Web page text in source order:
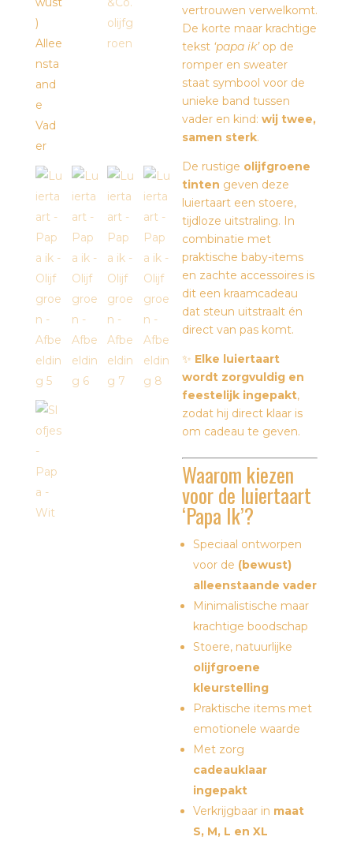
vertrouwen verwelkomt.
De korte maar krachtige
tekst ‘papa ik’op de
romper en sweater
staat symbool voor de
unieke band tussen
vader en kind:wij twee,
samen sterk.
De rustige olijfgroene
tinten geven deze
luiertaart een stoere,
tijdloze uitstraling. In
combinatie met
praktische baby-items
en zachte accessoires is
dit een kraamcadeau
dat steun uitstraalt én
direct van pas komt.
✨ Elke luiertaart
wordt zorgvuldig en
feestelijk ingepakt,
zodat hij direct klaar is
om cadeau te geven.
Waarom kiezen
voor de luiertaart
‘Papa Ik’?
Speciaal ontworpen
voor de (bewust)
alleenstaande vader
Minimalistische maar
krachtige boodschap
Stoere, natuurlijke
olijfgroene
kleurstelling
Praktische items met
emotionele waarde
Met zorg
cadeauklaar
ingepakt
Verkrijgbaar in maat
S, M, L en XL